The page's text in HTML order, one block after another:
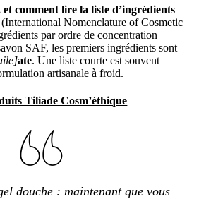
et comment lire la liste d’ingrédients
(International Nomenclature of Cosmetic
par ordre de concentration
SAF, les premiers ingrédients sont
ate. Une liste courte est souvent
artisanale à froid.
Tiliade Cosm’éthique
douche : maintenant que vous